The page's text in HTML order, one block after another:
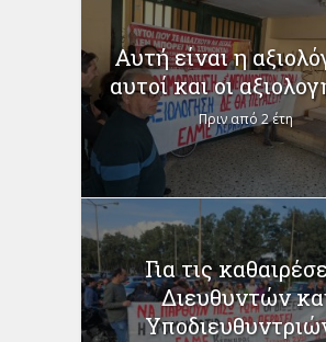
Αυτή είναι η
αυτοί και οι
Πριν από 2 έτη
Για τις
Διευθυντών